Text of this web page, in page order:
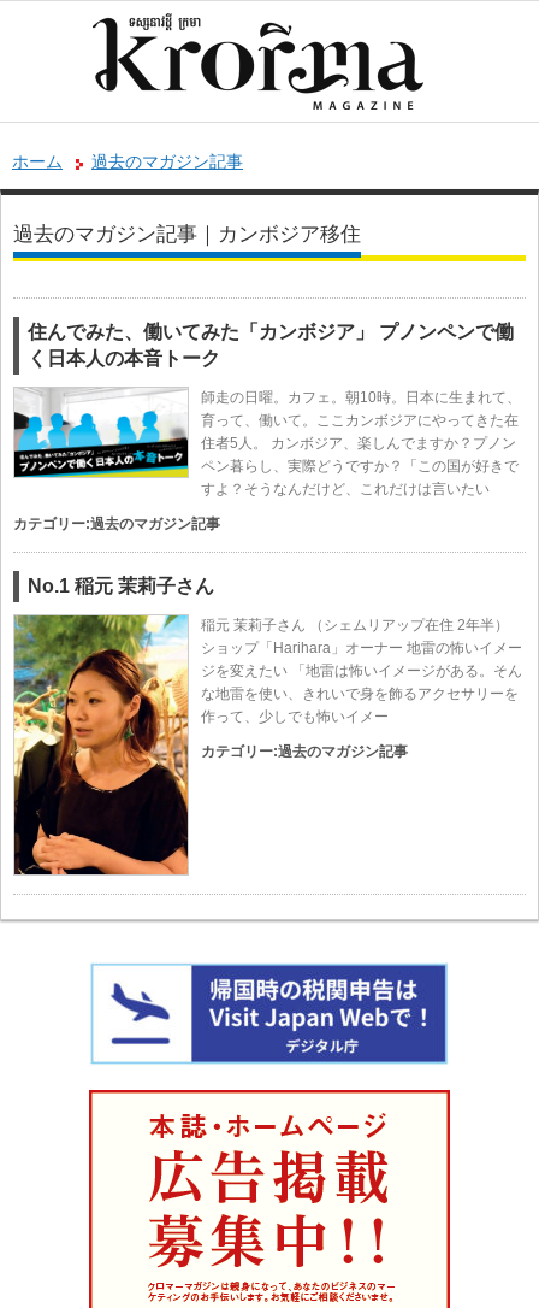
ホーム 過去のマガジン記事
過去のマガジン記事｜カンボジア移住
住んでみた、働いてみた「カンボジア」 プノンペンで働
く日本人の本音トーク
師走の日曜。カフェ。朝10時。日本に生まれて、
育って、働いて。ここカンボジアにやってきた在
住者5人。 カンボジア、楽しんでますか？プノン
ペン暮らし、実際どうですか？「この国が好きで
すよ？そうなんだけど、これだけは言いたい
カテゴリー:過去のマガジン記事
No.1 稲元 茉莉子さん
稲元 茉莉子さん （シェムリアップ在住 2年半）
ショップ「Harihara」オーナー 地雷の怖いイメー
ジを変えたい 「地雷は怖いイメージがある。そん
な地雷を使い、きれいで身を飾るアクセサリーを
作って、少しでも怖いイメー
カテゴリー:過去のマガジン記事